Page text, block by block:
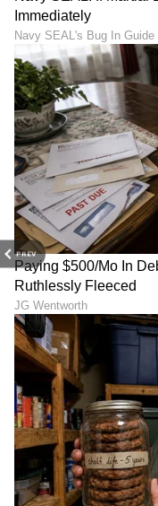
PREV
ನಾಳೆ ಜುಲೈ 4 ರಿಂದ 4
ಭವಿಷ್ಯ ಬದಲು, ಶುಕ್ರನು
ಸಂತೋಷ, ಸಮೃದ್ಧಿ ಮತ್ತು
ವೈಭವವನ್ನು ನೀಡುತ್ತಾನೆ
ಜುಲೈ 2026 ರ 3 ಅದೃಷ್ಟ
ಬ್ಯಾಂಕ್ ಬ್ಯಾಲೆನ್ಸ್ ಡಬಲ್
ವೃತ್ತಿ ಲಾಭ
LATEST VIDEOS
"ರಾಜಕೀಯ ಬೇಡ,
ಕನಕೋತ್ಸವದಲ್ಲಿ
Shetty speech |